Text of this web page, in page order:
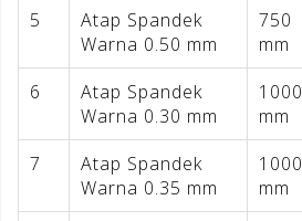
5
Atap Spandek
Warna 0.50 mm
750
mm
6
Atap Spandek
Warna 0.30 mm
1000
mm
7
Atap Spandek
Warna 0.35 mm
1000
mm